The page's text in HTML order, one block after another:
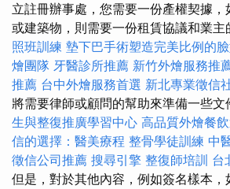
立註冊辦事處，您需要一份產權契據
或建築物，則需要一份租賃協議和業主
照班訓練 墊下巴手術塑造完美比例的
燴團隊 牙醫診所推薦 新竹外燴服務推
推薦 台中外燴服務首選 新北專業徵信
將需要律師或顧問的幫助來準備一些文
生與整復推廣學習中心 高品質外燴餐
信的選擇：醫美療程 整骨學徒訓練 中
徵信公司推薦 搜尋引擎 整復師培訓 台
但是，對於其他內容，例如簽名樣本